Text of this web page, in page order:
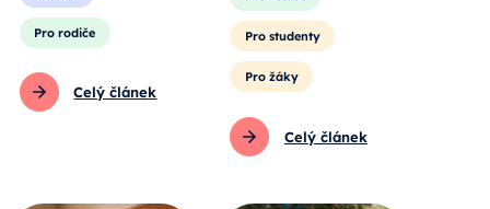
Pro rodiče
Celý článek
Pro studenty
Pro žáky
Celý článek